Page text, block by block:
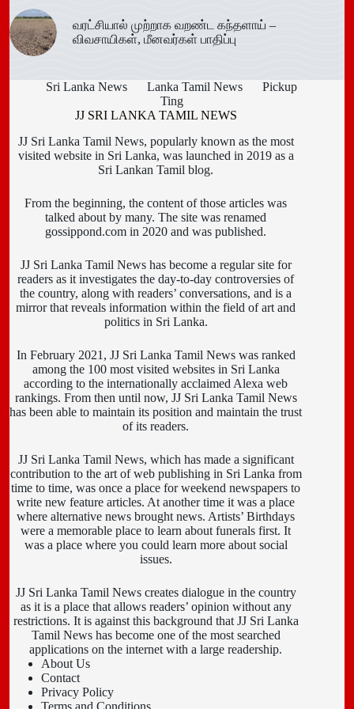
வரட்சியால் முற்றாக வறண்ட கந்தளாய் –
விவசாயிகள், மீனவர்கள் பாதிப்பு
Sri Lanka News Lanka Tamil News
Pickup
Ting
JJ SRI LANKA TAMIL NEWS
JJ Sri Lanka Tamil News, popularly known as the most
visited website in Sri Lanka, was launched in 2019 as a
Sri Lankan Tamil blog.
From the beginning, the content of those articles was
talked about by many. The site was renamed
gossippond.com in 2020 and was published.
JJ Sri Lanka Tamil News has become a regular site for
readers as it investigates the day-to-day controversies of
the country, along with readers’ conversations, and is a
mirror that reveals information within the field of art and
politics in Sri Lanka.
In February 2021, JJ Sri Lanka Tamil News was ranked
among the 100 most visited websites in Sri Lanka
according to the internationally acclaimed Alexa web
rankings. From then until now, JJ Sri Lanka Tamil News
has been able to maintain its position and maintain the trust
of its readers.
JJ Sri Lanka Tamil News, which has made a significant
contribution to the art of web publishing in Sri Lanka from
time to time, was once a place for weekend newspapers to
write new feature articles. At another time it was a place
where alternative news brought news. Artists’ Birthdays
were a memorable place to learn about funerals first. It
was a place where you could learn more about social
issues.
JJ Sri Lanka Tamil News creates dialogue in the country
as it is a place that allows readers’ opinion without any
restrictions. It is against this background that JJ Sri Lanka
Tamil News has become one of the most searched
applications on the internet with a large readership.
About Us
Contact
Privacy Policy
Terms and Conditions